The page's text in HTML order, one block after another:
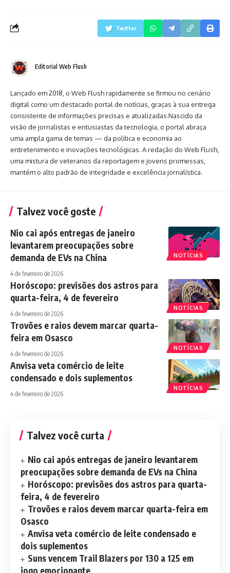
Twitter
Editorial Web Flush
Lançado em 2018, o Web Flush rapidamente se firmou no cenário
digital como um destacado portal de notícias, graças à sua entrega
consistente de informações precisas e atualizadas.Nascido da
visão de jornalistas e entusiastas da tecnologia, o portal abraça
uma ampla gama de temas — da política e economia ao
entretenimento e inovações tecnológicas. A redação do Web Flush,
uma mistura de veteranos da reportagem e jovens promessas,
mantém o alto padrão de integridade e excelência jornalística.
Talvez você goste
NOTÍCIAS
Nio cai após entregas de janeiro
levantarem preocupações sobre
demanda de EVs na China
4 de fevereiro de 2026
NOTÍCIAS
Horóscopo: previsões dos astros para
quarta-feira, 4 de fevereiro
4 de fevereiro de 2026
NOTÍCIAS
Trovões e raios devem marcar quarta-
feira em Osasco
4 de fevereiro de 2026
NOTÍCIAS
Anvisa veta comércio de leite
condensado e dois suplementos
4 de fevereiro de 2026
Talvez você curta
Nio cai após entregas de janeiro levantarem
preocupações sobre demanda de EVs na China
Horóscopo: previsões dos astros para quarta-
feira, 4 de fevereiro
Trovões e raios devem marcar quarta-feira em
Osasco
Anvisa veta comércio de leite condensado e
dois suplementos
Suns vencem Trail Blazers por 130 a 125 em
jogo emocionante